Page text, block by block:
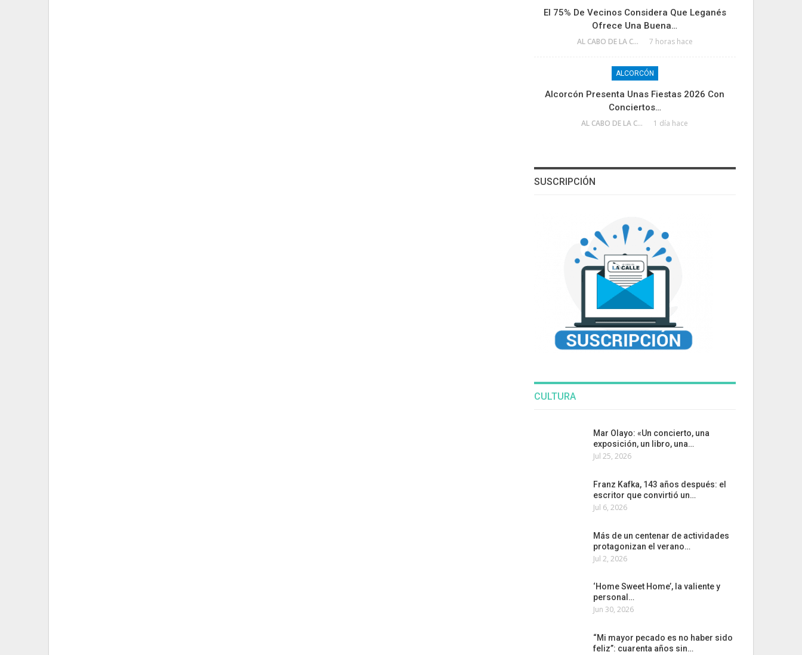
El 75% De Vecinos Considera Que Leganés
Ofrece Una Buena…
AL CABO DE LA CALLE 7 horas hace
ALCORCÓN
Alcorcón Presenta Unas Fiestas 2026 Con
Conciertos…
AL CABO DE LA CALLE 1 día hace
SUSCRIPCIÓN
CULTURA
Mar Olayo: «Un concierto, una
exposición, un libro, una…
Jul 25, 2026
Franz Kafka, 143 años después: el
escritor que convirtió un…
Jul 6, 2026
Más de un centenar de actividades
protagonizan el verano…
Jul 2, 2026
‘Home Sweet Home’, la valiente y
personal…
Jun 30, 2026
“Mi mayor pecado es no haber sido
feliz”: cuarenta años sin…